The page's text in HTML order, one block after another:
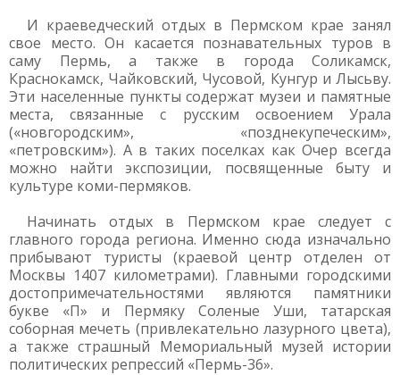
И краеведческий отдых в Пермском крае занял
свое место. Он касается познавательных туров в
саму Пермь, а также в города Соликамск,
Краснокамск, Чайковский, Чусовой, Кунгур и Лысьву.
Эти населенные пункты содержат музеи и памятные
места, связанные с русским освоением Урала
(«новгородским», «позднекупеческим»,
«петровским»). А в таких поселках как Очер всегда
можно найти экспозиции, посвященные быту и
культуре коми-пермяков.
Начинать отдых в Пермском крае следует с
главного города региона. Именно сюда изначально
прибывают туристы (краевой центр отделен от
Москвы 1407 километрами). Главными городскими
достопримечательностями являются памятники
букве «П» и Пермяку Соленые Уши, татарская
соборная мечеть (привлекательно лазурного цвета),
а также страшный Мемориальный музей истории
политических репрессий «Пермь-36».